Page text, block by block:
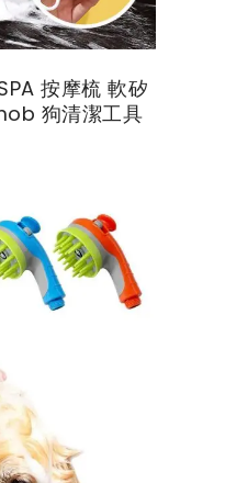
按摩梳 軟矽
狗清潔工具